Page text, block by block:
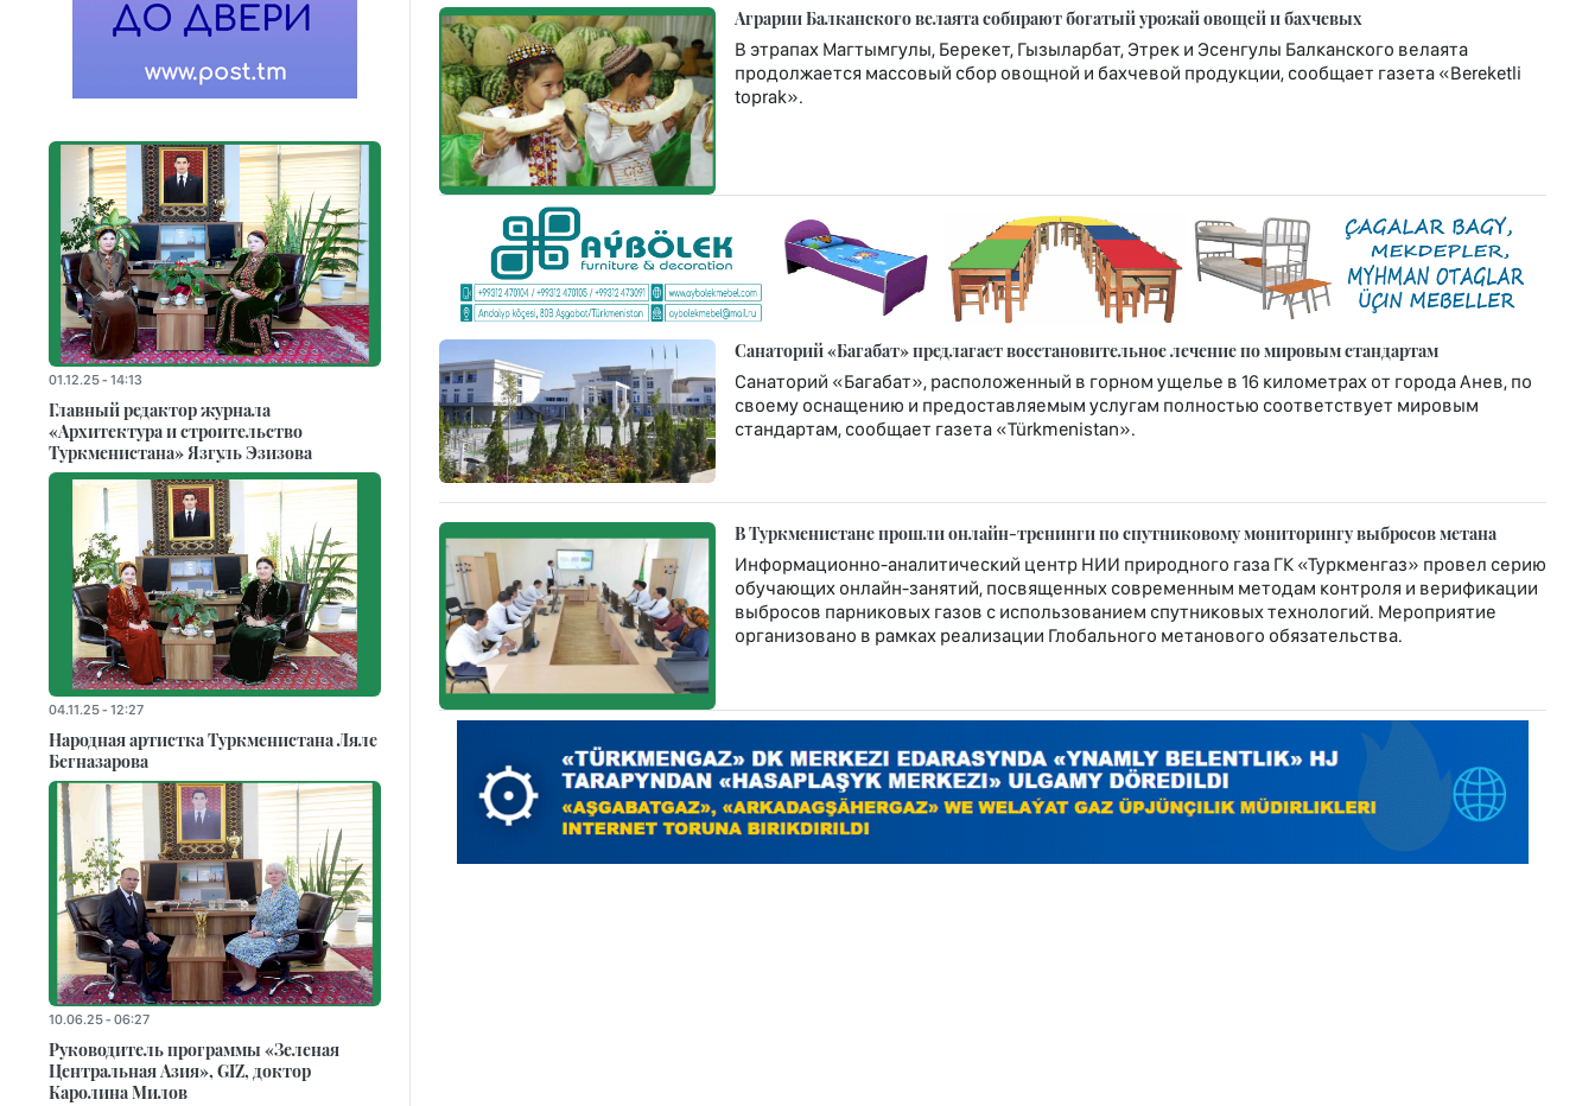
Аграрии Балканского велаята собирают богатый урожай овощей и бахчевых
В этрапах Магтымгулы, Берекет, Гызыларбат, Этрек и Эсенгулы Балканского велаята
продолжается массовый сбор овощной и бахчевой продукции, сообщает газета «Bereketli
toprak».
Санаторий «Багабат» предлагает восстановительное лечение по мировым стандартам
Санаторий «Багабат», расположенный в горном ущелье в 16 километрах от города Анев, по
своему оснащению и предоставляемым услугам полностью соответствует мировым
стандартам, сообщает газета «Türkmenistan».
В Туркменистане прошли онлайн-тренинги по спутниковому мониторингу выбросов метана
Информационно-аналитический центр НИИ природного газа ГК «Туркменгаз» провел серию
обучающих онлайн-занятий, посвященных современным методам контроля и верификации
выбросов парниковых газов с использованием спутниковых технологий. Мероприятие
организовано в рамках реализации Глобального метанового обязательства.
01.12.25 - 14:13
Главный редактор журнала
«Архитектура и строительство
Туркменистана» Язгуль Эзизова
04.11.25 - 12:27
Народная артистка Туркменистана Ляле
Бегназарова
10.06.25 - 06:27
Руководитель программы «Зеленая
Центральная Азия», GIZ, доктор
Каролина Милов